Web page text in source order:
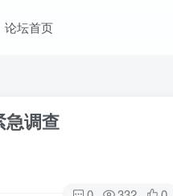
论坛首页
急调查